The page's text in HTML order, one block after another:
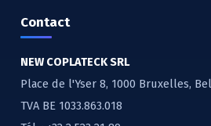
Contact
NEW COPLATECK SRL
Place de l'Yser 8, 1000 Bruxelles,
TVA BE 1033.863.018